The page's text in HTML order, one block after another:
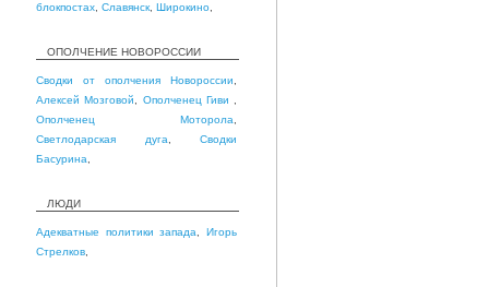
блокпостах Славянск Широкино
ОПОЛЧЕНИЕ НОВОРОССИИ
Сводки от ополчения Новороссии
Алексей Мозговой
Ополченец Гиви
Ополченец Моторола
Светлодарская дуга
Сводки
Басурина
ЛЮДИ
Адекватные политики запада ,Игорь
Стрелков